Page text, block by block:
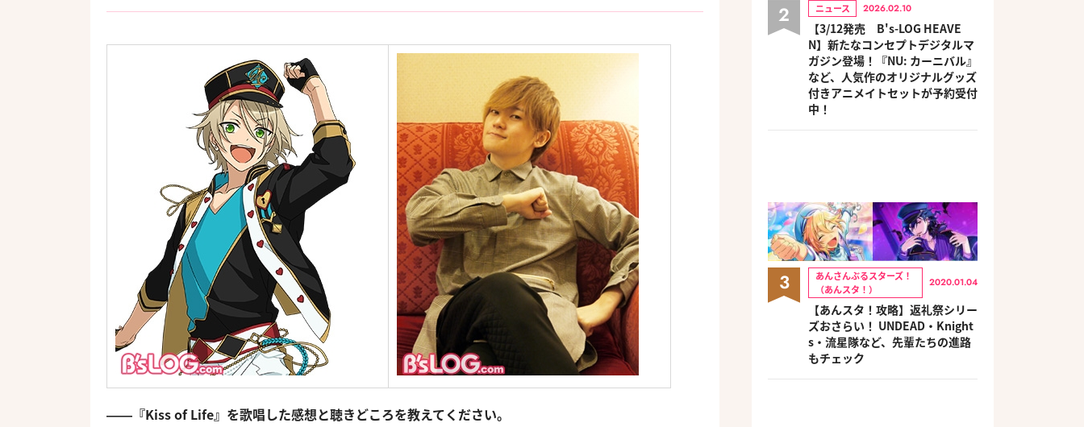
――『Kiss of Life』を歌唱した感想と聴きどころを教えてください。
2 ニュース 2026.02.10
【3/12発売 B's-LOG HEAVE
N】新たなコンセプトデジタルマ
ガジン登場！『NU: カーニバル』
など、人気作のオリジナルグッズ
付きアニメイトセットが予約受付
中！
3
あんさんぶるスターズ！
（あんスタ！）
2020.01.04
【あんスタ！攻略】返礼祭シリー
ズおさらい！ UNDEAD・Knight
s・流星隊など、先輩たちの進路
もチェック